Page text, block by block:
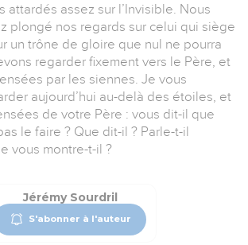
attardés assez sur l’Invisible. Nous
plongé nos regards sur celui qui siège
un trône de gloire que nul ne pourra
regarder fixement vers le Père, et
par les siennes. Je vous
aujourd’hui au-delà des étoiles, et
de votre Père : vous dit-il que
le faire ? Que dit-il ? Parle-t-il
vous montre-t-il ?
Jérémy Sourdril
S'abonner à l'auteur